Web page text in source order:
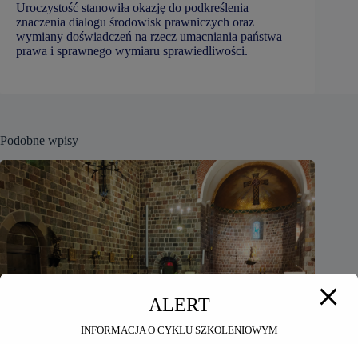
Uroczystość stanowiła okazję do podkreślenia
znaczenia dialogu środowisk prawniczych oraz
wymiany doświadczeń na rzecz umacniania państwa
prawa i sprawnego wymiaru sprawiedliwości.
Podobne wpisy
ALERT
INFORMACJA O CYKLU SZKOLENIOWYM